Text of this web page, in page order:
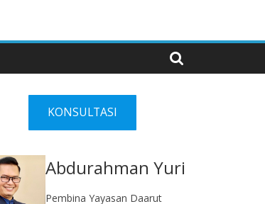
KONSULTASI
Abdurahman Yuri
Pembina Yayasan Daarut